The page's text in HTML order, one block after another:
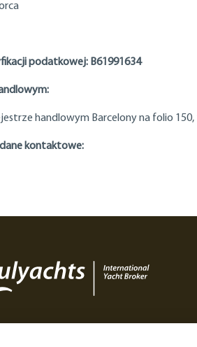
podatkowej: B61991634
handlowym Barcelony na folio 150,
dane kontaktowe: